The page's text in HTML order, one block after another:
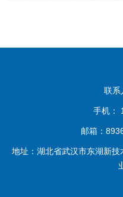
联系
手机：
邮箱：
地址：湖北省武汉市东湖新